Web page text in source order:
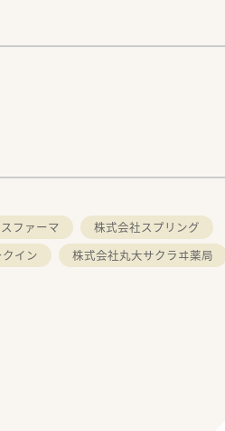
ファーマ
株式会社スプリング
イン
株式会社丸大サクラヰ薬局